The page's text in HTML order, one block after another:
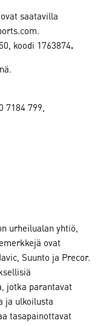
saatavilla
koodi 1763874.
7184 799,
urheilualan yhtiö,
ovat
Suunto ja Precor.
jotka parantavat
ja ulkoilusta
tasapainottavat